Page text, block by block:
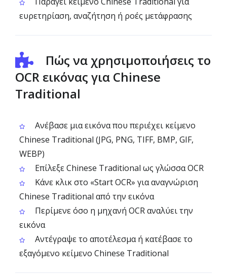
ευρετηρίαση, αναζήτηση ή ροές μετάφρασης
Πώς να χρησιμοποιήσεις το
OCR εικόνας για Chinese
Traditional
Ανέβασε μια εικόνα που περιέχει κείμενο
Chinese Traditional (JPG, PNG, TIFF, BMP, GIF,
WEBP)
Επίλεξε Chinese Traditional ως γλώσσα OCR
Κάνε κλικ στο «Start OCR» για αναγνώριση
Chinese Traditional από την εικόνα
Περίμενε όσο η μηχανή OCR αναλύει την
εικόνα
Αντέγραψε το αποτέλεσμα ή κατέβασε το
εξαγόμενο κείμενο Chinese Traditional